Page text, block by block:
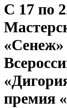
С 17 по
«Сенеж»
премия